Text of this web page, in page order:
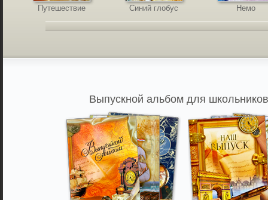
Путешествие Синий глобус Немо
Выпускной альбом для